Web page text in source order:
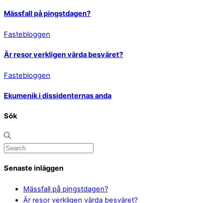
Mässfall på pingstdagen?
Fastebloggen
Är resor verkligen värda besväret?
Fastebloggen
Ekumenik i dissidenternas anda
Sök
Senaste inläggen
Mässfall på pingstdagen?
Är resor verkligen värda besväret?